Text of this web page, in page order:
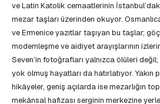
ve Latin Katolik cemaatlerinin İstanbul’daki
mezar taşları üzerinden okuyor.
ve Ermenice yazıtlar taşıyan bu taşlar;
modernleşme ve aidiyet arayışlarının
Seven’in fotoğrafları yalnızca ölüleri
yok olmuş hayatları da hatırlatıyor. Yakın
hikâyeler, geniş açılarda ise mezarlığın
mekânsal hafızası serginin merkezine